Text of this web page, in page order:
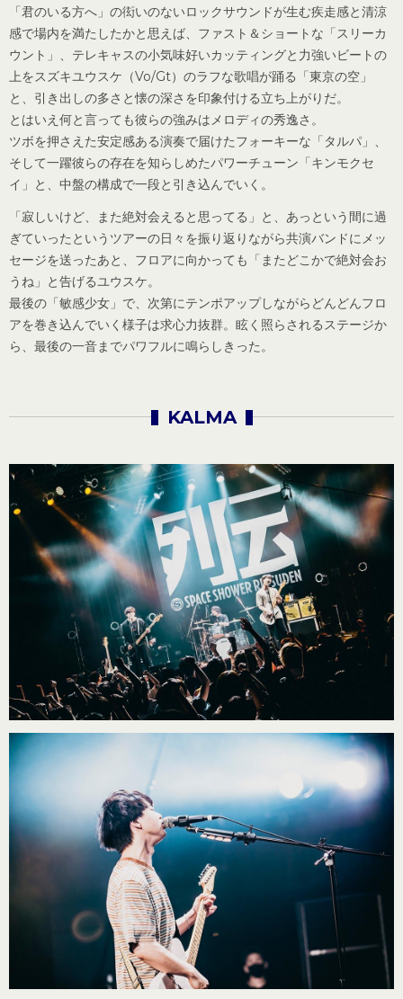
「君のいる方へ」の衒いのないロックサウンドが生む疾走感と清涼
感で場内を満たしたかと思えば、ファスト＆ショートな「スリーカ
ウント」、テレキャスの小気味好いカッティングと力強いビートの
上をスズキユウスケ（Vo/Gt）のラフな歌唱が踊る「東京の空」
と、引き出しの多さと懐の深さを印象付ける立ち上がりだ。
とはいえ何と言っても彼らの強みはメロディの秀逸さ。
ツボを押さえた安定感ある演奏で届けたフォーキーな「タルパ」、
そして一躍彼らの存在を知らしめたパワーチューン「キンモクセ
イ」と、中盤の構成で一段と引き込んでいく。
「寂しいけど、また絶対会えると思ってる」と、あっという間に過
ぎていったというツアーの日々を振り返りながら共演バンドにメッ
セージを送ったあと、フロアに向かっても「またどこかで絶対会お
うね」と告げるユウスケ。
最後の「敏感少女」で、次第にテンポアップしながらどんどんフロ
アを巻き込んでいく様子は求心力抜群。眩く照らされるステージか
ら、最後の一音までパワフルに鳴らしきった。
KALMA